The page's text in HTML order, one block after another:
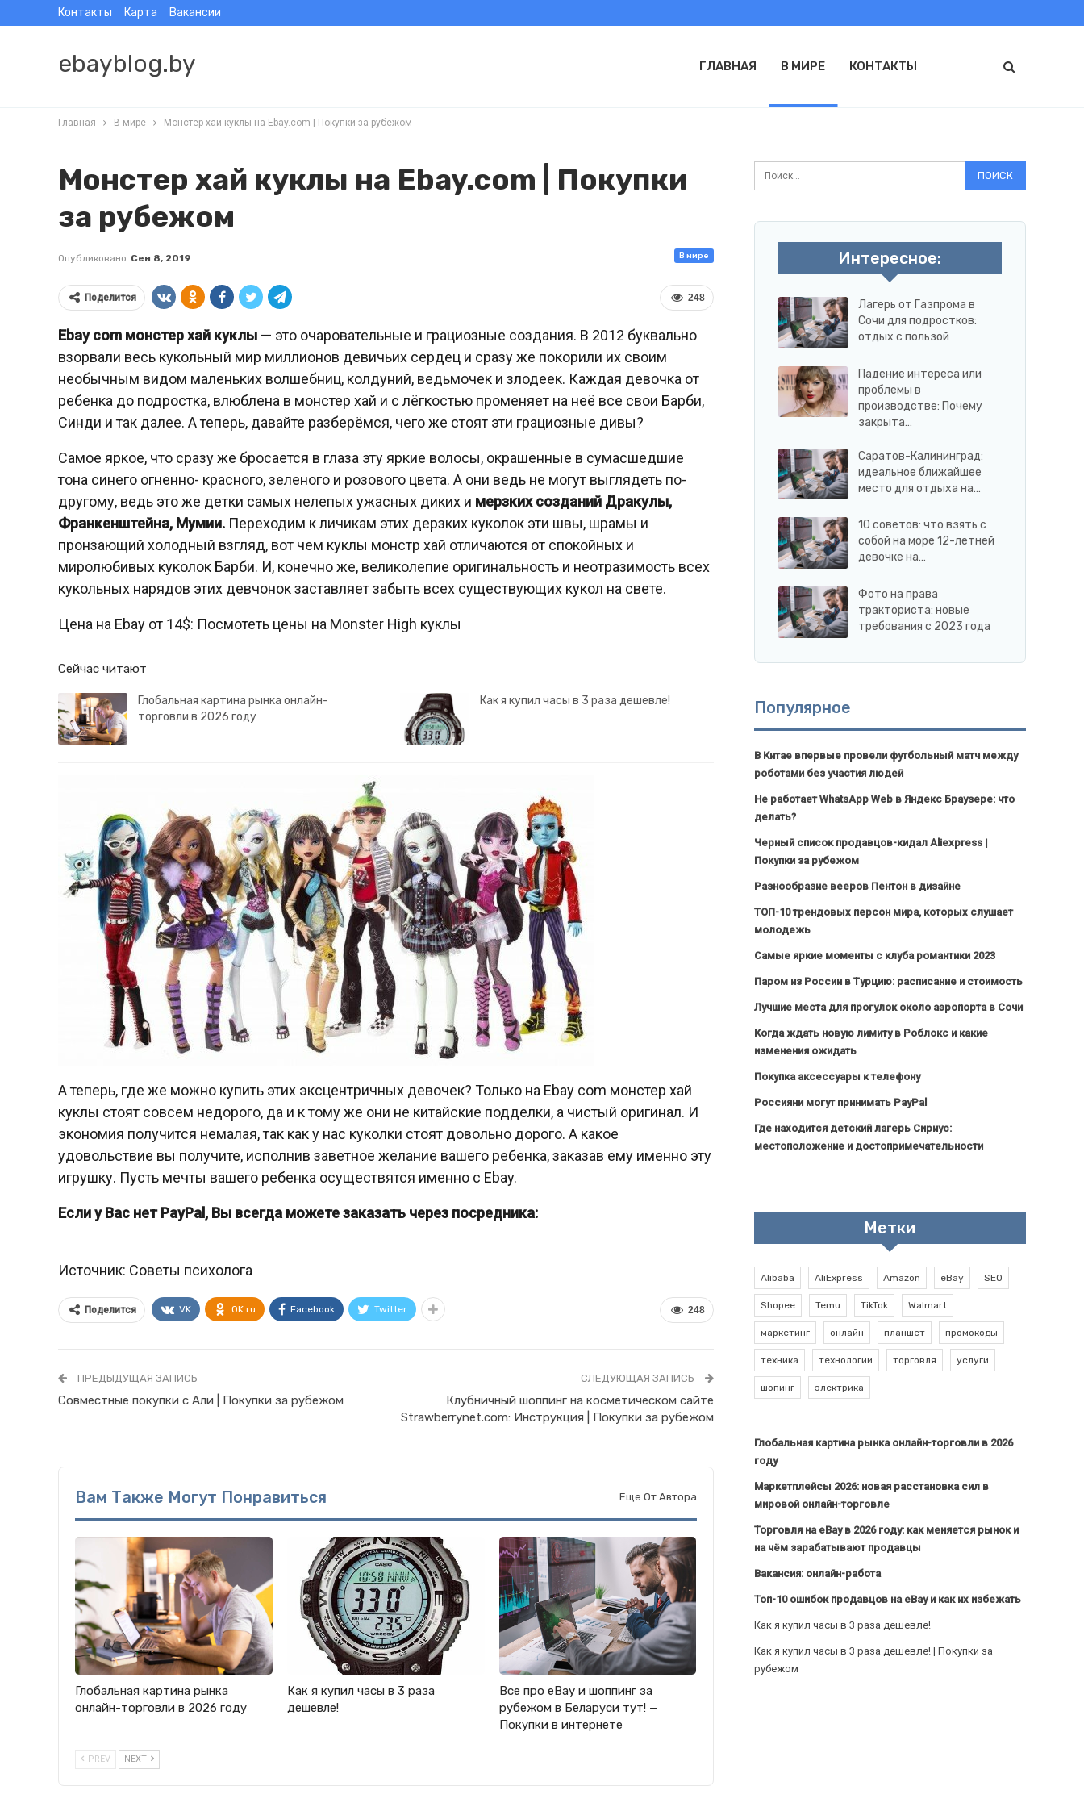
Контакты Карта Вакансии
ebayblog.by ГЛАВНАЯ В МИРЕ КОНТАКТЫ
Главная В мире Монстер хай куклы на Ebay.com | Покупки за рубежом
Монстер хай куклы на Ebay.com | Покупки
за рубежом
В мире
Опубликовано Сен 8, 2019
248
Поделится
Ebay com монстер хай куклы — это очаровательные и грациозные создания. В 2012 буквально
взорвали весь кукольный мир миллионов девичьих сердец и сразу же покорили их своим
необычным видом маленьких волшебниц, колдуний, ведьмочек и злодеек. Каждая девочка от
ребенка до подростка, влюблена в монстер хай и с лёгкостью променяет на неё все свои Барби,
Синди и так далее. А теперь, давайте разберёмся, чего же стоят эти грациозные дивы?
Самое яркое, что сразу же бросается в глаза эту яркие волосы, окрашенные в сумасшедшие
тона синего огненно- красного, зеленого и розового цвета. А они ведь не могут выглядеть по-
другому, ведь это же детки самых нелепых ужасных диких и мерзких созданий Дракулы,
Франкенштейна, Мумии. Переходим к личикам этих дерзких куколок эти швы, шрамы и
пронзающий холодный взгляд, вот чем куклы монстр хай отличаются от спокойных и
миролюбивых куколок Барби. И, конечно же, великолепие оригинальность и неотразимость всех
кукольных нарядов этих девчонок заставляет забыть всех существующих кукол на свете.
Цена на Ebay от 14$: Посмотеть цены на Monster High куклы
Сейчас читают
Глобальная картина рынка онлайн-
торговли в 2026 году
Как я купил часы в 3 раза дешевле!
А теперь, где же можно купить этих эксцентричных девочек? Только на Ebay com монстер хай
куклы стоят совсем недорого, да и к тому же они не китайские подделки, а чистый оригинал. И
экономия получится немалая, так как у нас куколки стоят довольно дорого. А какое
удовольствие вы получите, исполнив заветное желание вашего ребенка, заказав ему именно эту
игрушку. Пусть мечты вашего ребенка осуществятся именно с Ebay.
Если у Вас нет PayPal, Вы всегда можете заказать через посредника:
Источник: Советы психолога
248
Поделится VK OK.ru Facebook Twitter
ПРЕДЫДУЩАЯ ЗАПИСЬ
Совместные покупки с Али | Покупки за рубежом
СЛЕДУЮЩАЯ ЗАПИСЬ
Клубничный шоппинг на косметическом сайте
Strawberrynet.com: Инструкция | Покупки за рубежом
Вам Также Могут Понравиться Еще От Автора
Глобальная картина рынка
онлайн-торговли в 2026 году
Как я купил часы в 3 раза
дешевле!
Все про eBay и шоппинг за
рубежом в Беларуси тут! —
Покупки в интернете
PREV NEXT
Интересное:
Лагерь от Газпрома в
Сочи для подростков:
отдых с пользой
Падение интереса или
проблемы в
производстве: Почему
закрыта…
Саратов-Калининград:
идеальное ближайшее
место для отдыха на…
10 советов: что взять с
собой на море 12-летней
девочке на…
Фото на права
тракториста: новые
требования с 2023 года
Популярное
В Китае впервые провели футбольный матч между
роботами без участия людей
Не работает WhatsApp Web в Яндекс Браузере: что
делать?
Черный список продавцов-кидал Aliexpress |
Покупки за рубежом
Разнообразие вееров Пентон в дизайне
ТОП-10 трендовых персон мира, которых слушает
молодежь
Самые яркие моменты с клуба романтики 2023
Паром из России в Турцию: расписание и стоимость
Лучшие места для прогулок около аэропорта в Сочи
Когда ждать новую лимиту в Роблокс и какие
изменения ожидать
Покупка аксессуары к телефону
Россияни могут принимать PayPal
Где находится детский лагерь Сириус:
местоположение и достопримечательности
Метки
Alibaba AliExpress Amazon eBay SEO
Shopee Temu TikTok Walmart
маркетинг онлайн планшет промокоды
техника технологии торговля услуги
шопинг электрика
Глобальная картина рынка онлайн-торговли в 2026
году
Маркетплейсы 2026: новая расстановка сил в
мировой онлайн-торговле
Торговля на eBay в 2026 году: как меняется рынок и
на чём зарабатывают продавцы
Вакансия: онлайн-работа
Топ-10 ошибок продавцов на eBay и как их избежать
Как я купил часы в 3 раза дешевле!
Как я купил часы в 3 раза дешевле! | Покупки за
рубежом